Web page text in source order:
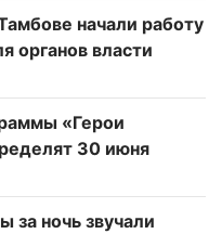
начали работу
органов власти
«Герои
30 июня
за ночь звучали